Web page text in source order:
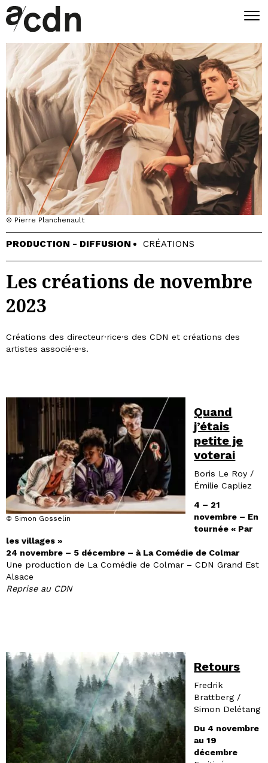
© Pierre Planchenault
PRODUCTION - DIFFUSION CRÉATIONS
Les créations de novembre
2023
Créations des directeur·rice·s des CDN et créations des
artistes associé·e·s.
© Simon Gosselin
Quand
j’étais
petite je
voterai
Boris Le Roy /
Émilie Capliez
4 – 21
novembre – En
tournée « Par
les villages »
24 novembre – 5 décembre – à La Comédie de Colmar
Une production de La Comédie de Colmar – CDN Grand Est
Alsace
Reprise au CDN
Retours
Fredrik
Brattberg /
Simon Delétang
Du 4 novembre
au 19
décembre